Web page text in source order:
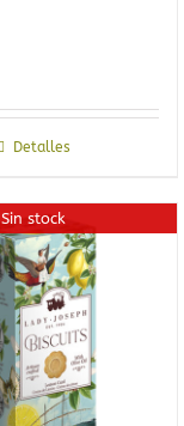
Detalles
Sin stock